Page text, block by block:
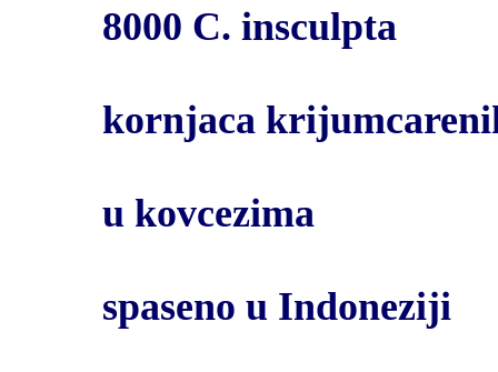
8000 C. insculpta
kornjaca
u kovcezima
spaseno u Indoneziji